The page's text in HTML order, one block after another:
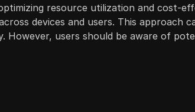
resource utilization and cost-
devices and users. This
However, users should be aware of